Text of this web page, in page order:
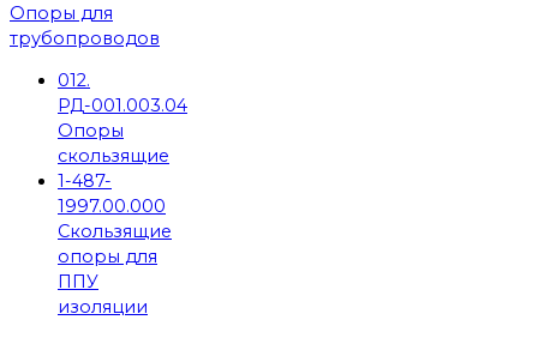
Опоры для
трубопроводов
012.
РД-001.003.04
Опоры
скользящие
1-487-
1997.00.000
Скользящие
опоры для
ППУ
изоляции